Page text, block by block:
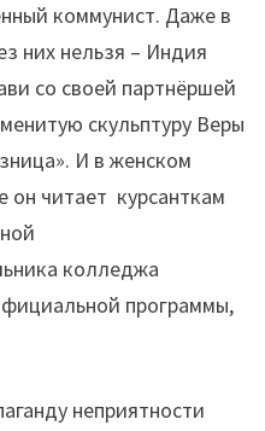
коммунист. Даже в
них нельзя – Индия
со своей партнёршей
скульптуру Веры
И в женском
читает курсанткам
колледжа
программы,
неприятности